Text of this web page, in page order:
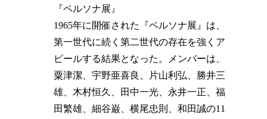
『ペルソナ展』
1965年に開催された『ペルソナ展』は、
第一世代に続く第二世代の存在を強くア
ピールする結果となった。メンバーは、
粟津潔、宇野亜喜良、片山利弘、勝井三
雄、木村恒久、田中一光、永井一正、福
田繁雄、細谷巌、横尾忠則、和田誠の11